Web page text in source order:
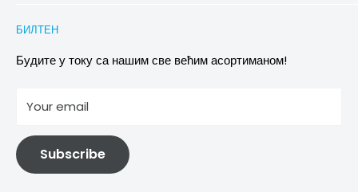
Images & references
Политика отказивања
Услови
Информације о електричној и електронској опреми
БИЛТЕН
Будите у току са нашим све већим асортиманом!
Your email
Subscribe